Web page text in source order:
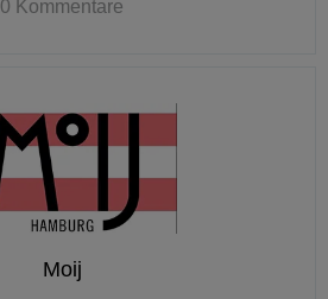
0 Kommentare
Moij